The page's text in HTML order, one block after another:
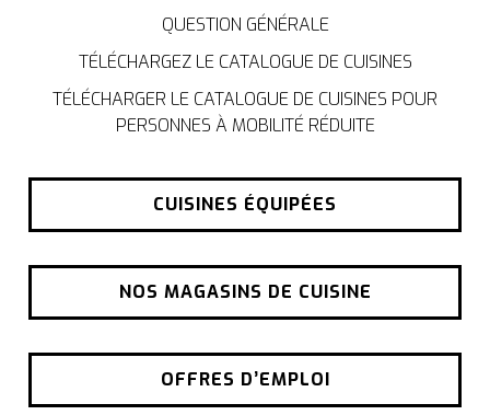
QUESTION GÉNÉRALE
TÉLÉCHARGEZ LE CATALOGUE DE CUISINES
TÉLÉCHARGER LE CATALOGUE DE CUISINES POUR
PERSONNES À MOBILITÉ RÉDUITE
CUISINES ÉQUIPÉES
NOS MAGASINS DE CUISINE
OFFRES D’EMPLOI